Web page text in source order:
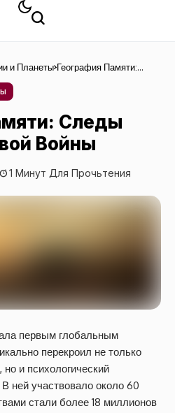
и Планеты География Памяти:
Следы
Войны
1 Минут Для Прочьтения
первым глобальным
перекроил не только
и психологический
ней участвовало около 60
стали более 18 миллионов